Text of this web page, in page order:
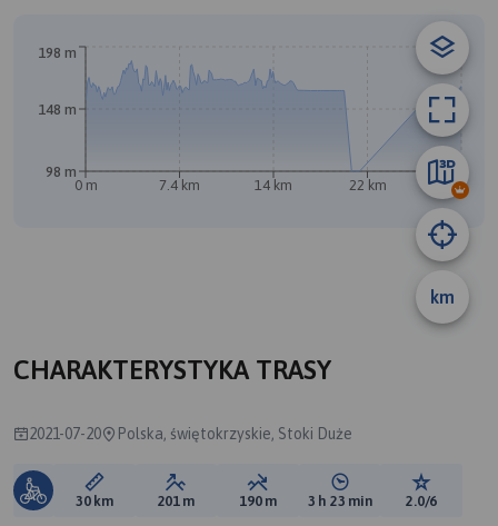
km
0 m 7.4 km 14 km 22 km 29 km
98 m
148 m
198 m
CHARAKTERYSTYKA TRASY
2021-07-20 Polska, świętokrzyskie, Stoki Duże
Długość trasy:
30 km Suma przewyższeń:
201 m Suma spadków:
190 m Średni czas potrzebny
3 h 23 min Ocena
2.0/6